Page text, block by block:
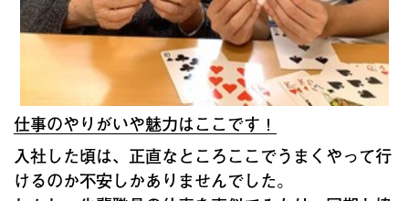
仕事のやりがいや魅力はここです！
入社した頃は、正直なところここでうまくやって行
けるのか不安しかありませんでした。